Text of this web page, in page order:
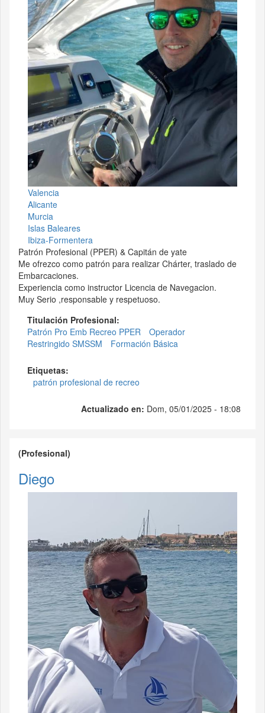
Valencia
Alicante
Murcia
Islas Baleares
Ibiza-Formentera
Patrón Profesional (PPER) & Capitán de yate
Me ofrezco como patrón para realizar Chárter, traslado de
Embarcaciones.
Experiencia como instructor Licencia de Navegacion.
Muy Serio ,responsable y respetuoso.
Titulación Profesional:
Patrón Pro Emb Recreo PPER
Operador
Restringido SMSSM
Formación Básica
Etiquetas:
patrón profesional de recreo
Actualizado en: Dom, 05/01/2025 - 18:08
(Profesional)
Diego